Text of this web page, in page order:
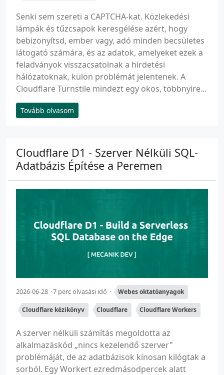
Senki sem szereti a CAPTCHA-kat. Közlekedési
lámpák és tűzcsapok keresgélése azért, hogy
bebizonyítsd, ember vagy, adó minden becsületes
látogató számára, és az adatok, amelyeket ezek a
feladványok visszacsatolnak a hirdetési
hálózatoknak, külön problémát jelentenek. A
Cloudflare Turnstile mindezt egy okos, többnyire...
Tovább olvasom
Cloudflare D1 - Szerver Nélküli SQL-
Adatbázis Építése a Peremen
2026-06-28 7 perc olvasási idő Webes oktatóanyagok
Cloudflare kézikönyv Cloudflare Cloudflare Workers
A szerver nélküli számítás megoldotta az
alkalmazáskód „nincs kezelendő szerver"
problémáját, de az adatbázisok kínosan kilógtak a
sorból. Egy Workert ezredmásodpercek alatt